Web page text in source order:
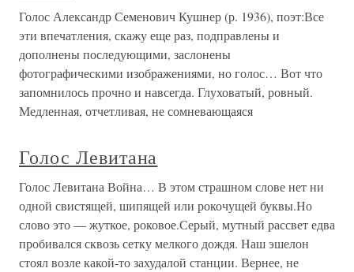
Голос Александр Семенович Кушнер (р. 1936), поэт:Все
эти впечатления, скажу еще раз, подправлены и
дополнены последующими, заслонены
фотографическими изображениями, но голос… Вот что
запомнилось прочно и навсегда. Глуховатый, ровный.
Медленная, отчетливая, не сомневающаяся
Голос Левитана
Голос Левитана Война… В этом страшном слове нет ни
одной свистящей, шипящей или рокочущей буквы.Но
слово это — жуткое, роковое.Серый, мутный рассвет едва
пробивался сквозь сетку мелкого дождя. Наш эшелон
стоял возле какой-то захудалой станции. Вернее, не